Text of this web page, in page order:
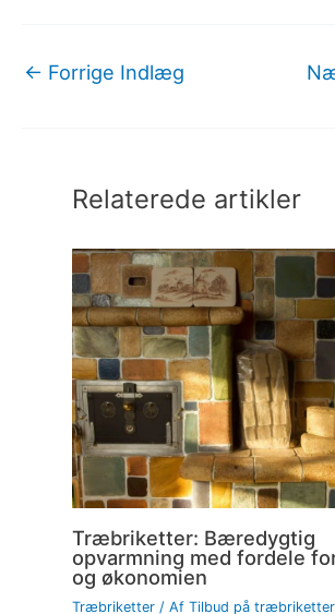
← Forrige Indlæg
Relaterede artikler
Træbriketter: Bæredygtig
opvarmning med fordele
og økonomien
Træbriketter/ Af Tilbud på træbriketter